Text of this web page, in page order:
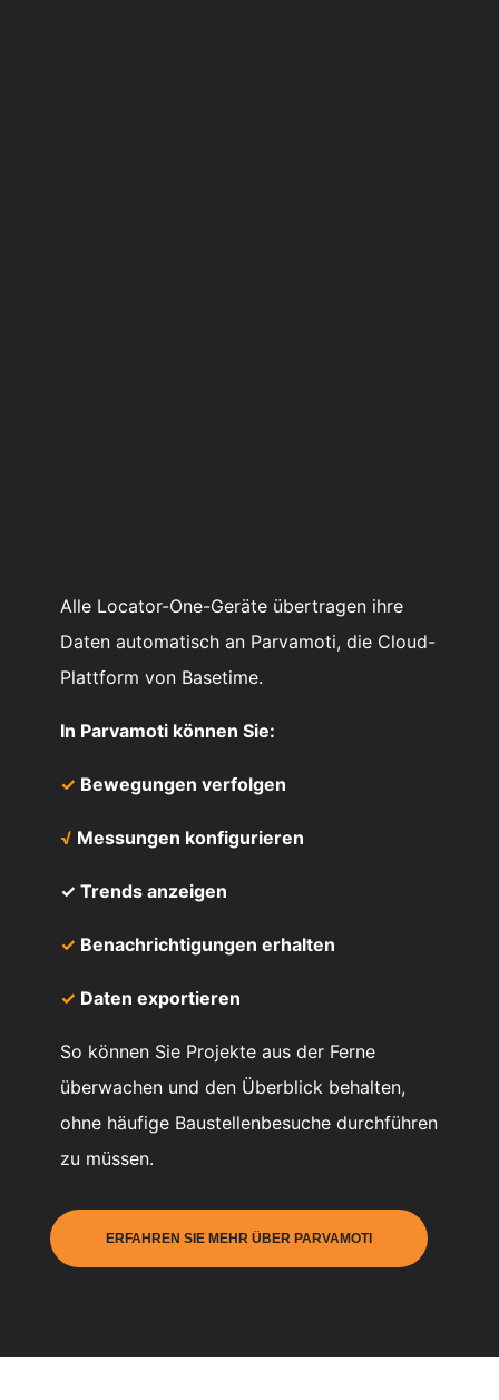
Alle Locator-One-Geräte übertragen ihre
Daten automatisch an Parvamoti, die Cloud-
Plattform von Basetime.
In Parvamoti können Sie:
✓ Bewegungen verfolgen
√ Messungen konfigurieren
✓ Trends anzeigen
✓ Benachrichtigungen erhalten
✓ Daten exportieren
So können Sie Projekte aus der Ferne
überwachen und den Überblick behalten,
ohne häufige Baustellenbesuche durchführen
zu müssen.
ERFAHREN SIE MEHR ÜBER PARVAMOTI